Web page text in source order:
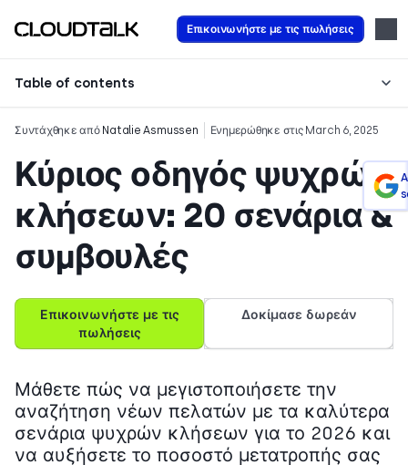
Επικοινωνήστε με τις πωλήσεις
Table of contents
Συντάχθηκε από Natalie Asmussen Ενημερώθηκε στις March 6, 2025
Κύριος οδηγός ψυχρών
κλήσεων: 20 σενάρια &
συμβουλές
Επικοινωνήστε με τις
πωλήσεις
Δοκίμασε δωρεάν
Μάθετε πώς να μεγιστοποιήσετε την
αναζήτηση νέων πελατών με τα καλύτερα
σενάρια ψυχρών κλήσεων για το 2026 και
να αυξήσετε το ποσοστό μετατροπής σας